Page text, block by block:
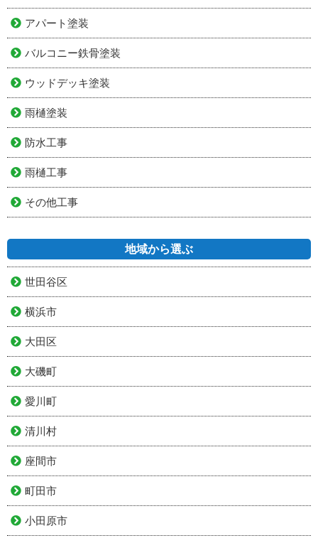
アパート塗装
バルコニー鉄骨塗装
ウッドデッキ塗装
雨樋塗装
防水工事
雨樋工事
その他工事
地域から選ぶ
世田谷区
横浜市
大田区
大磯町
愛川町
清川村
座間市
町田市
小田原市